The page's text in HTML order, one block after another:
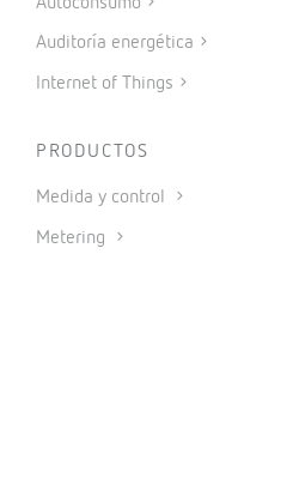
Auditoría energética
Internet of Things
PRODUCTOS
Medida y control
Metering